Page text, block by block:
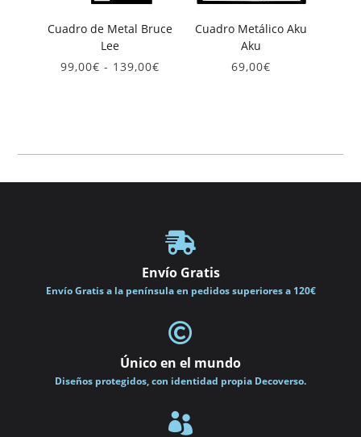
Cuadro de Metal Bruce
Lee
99,00€ - 139,00€
139,00€
Cuadro Metálico Aku
Aku
69,00€

Envío Gratis
Envío Gratis a la península en pedidos superiores a 120€

Único en el mundo
Diseños protegidos, con identidad propia Decoverso.
